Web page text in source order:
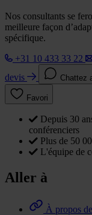
Nos consultants se
meilleure façon
spécifique.
+31 10 433 33 22
devis
Chattez
Favori
Depuis 30
conférenciers
Plus de 50
L'équipe de
Aller à
À propos